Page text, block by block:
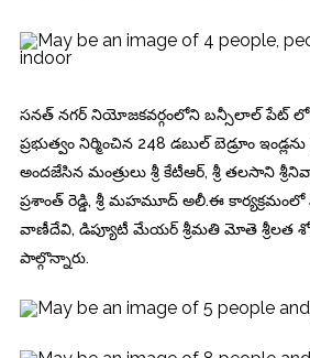
సనత్ నగర్ నియోజకవర్గంలోని బన్సీలాల్ పేట్
ప్రభుత్వం నిర్మించిన 248 డబుల్ బెడ్రూం
అందజేసిన మంత్రులు శ్రీ కేటీఆర్, శ్రీ తలసాని
ప్రశాంత్ రెడ్డి, శ్రీ మహమూద్ అలీ.ఈ కార్యక్రమంలో
వాణీదేవి, డిప్యూటీ మేయర్ శ్రీమతి మోతె శ్రీలత
పాల్గొన్నారు.